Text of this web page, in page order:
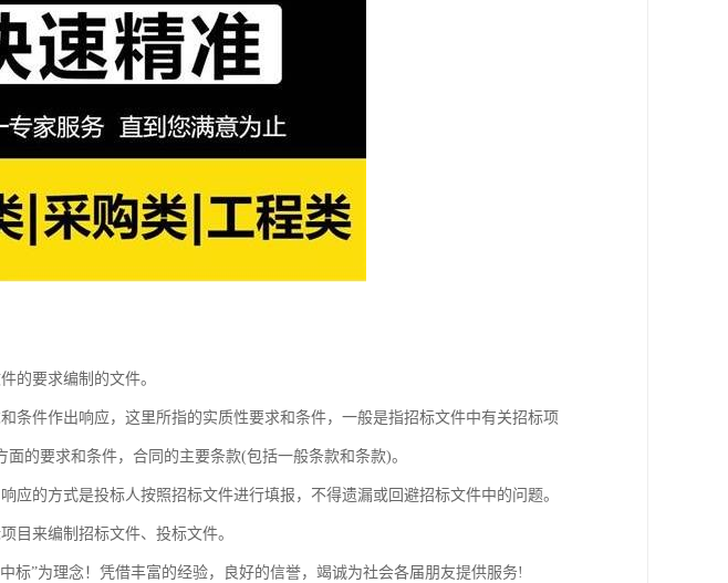
的要求编制的文件。
条件作出响应，这里所指的实质性要求和条件，一般是指招标文件中有关招标项
的要求和条件，合同的主要条款(包括一般条款和条款)。
应的方式是投标人按照招标文件进行填报，不得遗漏或回避招标文件中的问题。
目来编制招标文件、投标文件。
标”为理念！凭借丰富的经验，良好的信誉，竭诚为社会各届朋友提供服务!